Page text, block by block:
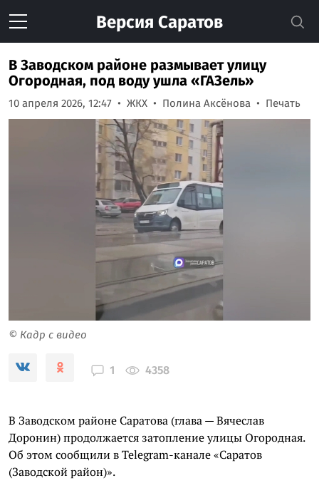
Версия Саратов
В Заводском районе размывает улицу
Огородная, под воду ушла «ГАЗель»
10 апреля 2026, 12:47 ЖКХ Полина Аксёнова Печать
© Кадр с видео
1 4358
В Заводском районе Саратова (глава — Вячеслав
Доронин) продолжается затопление улицы Огородная.
Об этом сообщили в Telegram-канале «Саратов
(Заводской район)».